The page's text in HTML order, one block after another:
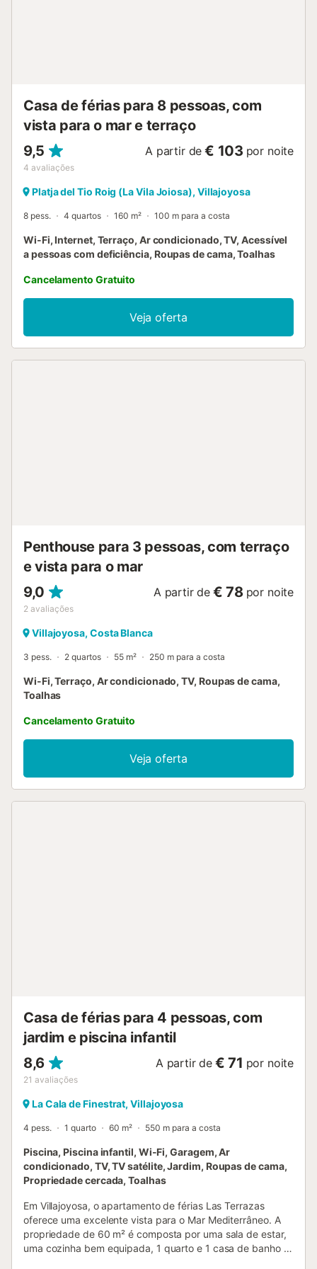
Casa de férias para 8 pessoas, com
vista para o mar e terraço
9,5
4 avaliações
A partir de € 103 por noite
Platja del Tio Roig (La Vila Joiosa), Villajoyosa
8 pess. 4 quartos 160 m² 100 m para a costa
Wi-Fi, Internet, Terraço, Ar condicionado, TV, Acessível
a pessoas com deficiência, Roupas de cama, Toalhas
Cancelamento Gratuito
Veja oferta
Penthouse para 3 pessoas, com terraço
e vista para o mar
9,0
2 avaliações
A partir de € 78 por noite
Villajoyosa, Costa Blanca
3 pess. 2 quartos 55 m² 250 m para a costa
Wi-Fi, Terraço, Ar condicionado, TV, Roupas de cama,
Toalhas
Cancelamento Gratuito
Veja oferta
Casa de férias para 4 pessoas, com
jardim e piscina infantil
8,6
21 avaliações
A partir de € 71 por noite
La Cala de Finestrat, Villajoyosa
4 pess. 1 quarto 60 m² 550 m para a costa
Piscina, Piscina infantil, Wi-Fi, Garagem, Ar
condicionado, TV, TV satélite, Jardim, Roupas de cama,
Propriedade cercada, Toalhas
Em Villajoyosa, o apartamento de férias Las Terrazas
oferece uma excelente vista para o Mar Mediterrâneo. A
propriedade de 60 m² é composta por uma sala de estar,
uma cozinha bem equipada, 1 quarto e 1 casa de banho e